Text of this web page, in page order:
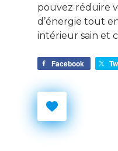
pouvez réduire
d’énergie tout
intérieur sain et
Facebook